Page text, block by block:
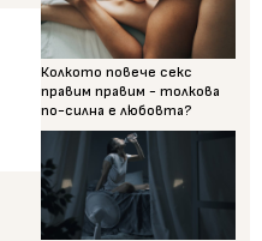
Колкото повече секс
правим правим - толкова
по-силна е любовта?